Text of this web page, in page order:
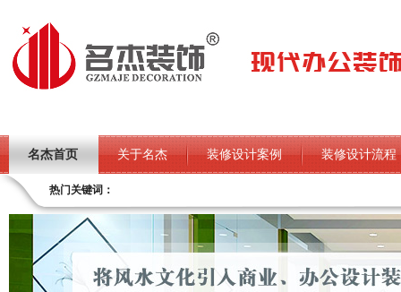
名杰首页 关于名杰 装修设计案例 装修设计流程
热门关键词：